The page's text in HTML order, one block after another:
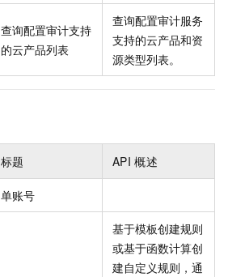
查询配置审计支持
的云产品列表
查询配置审计服务
支持的云产品和资
源类型列表。
标题 API 概述
单账号
基于模板创建规则
或基于函数计算创
建自定义规则，通